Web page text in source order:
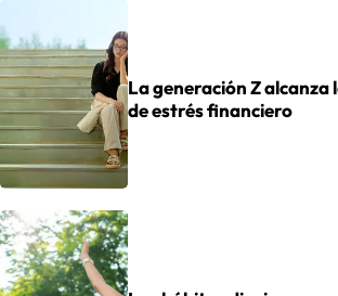
La generación Z alcanza
de estrés financiero